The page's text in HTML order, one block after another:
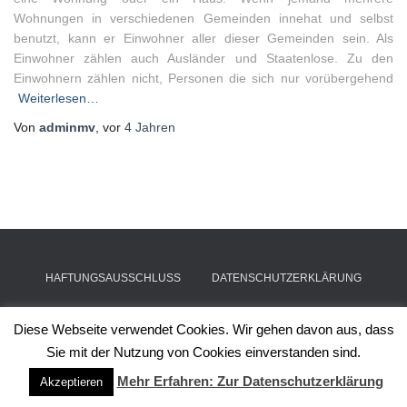
Wohnungen in verschiedenen Gemeinden innehat und selbst
benutzt, kann er Einwohner aller dieser Gemeinden sein. Als
Einwohner zählen auch Ausländer und Staatenlose. Zu den
Einwohnern zählen nicht, Personen die sich nur vorübergehend
Weiterlesen…
Von adminmv , vor 4 Jahren
HAFTUNGSAUSSCHLUSS DATENSCHUTZERKLÄRUNG
IMPRESSUM
Hestia | Entwickelt von
Diese Webseite verwendet Cookies. Wir gehen davon aus, dass
Sie mit der Nutzung von Cookies einverstanden sind.
Akzeptieren Mehr Erfahren: Zur Datenschutzerklärung